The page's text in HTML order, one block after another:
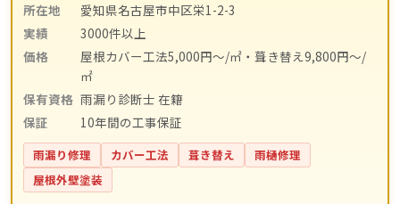
所在地
愛知県名古屋市中区栄1-2-3
実績
3000件以上
価格
屋根カバー工法5,000円〜/㎡・葺き替え9,800円〜/
㎡
保有資格 雨漏り診断士 在籍
保証
10年間の工事保証
雨漏り修理 カバー工法 葺き替え
雨樋修理
屋根外壁塗装